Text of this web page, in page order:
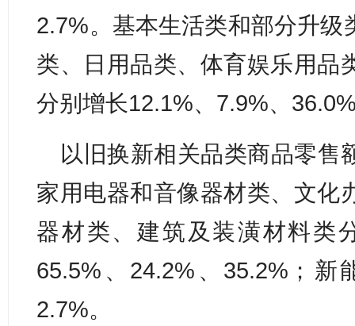
2.7%。基本生活类和部分升
类、日用品类、体育娱乐用品
分别增长12.1%、7.9%、
以旧换新相关品类商品零售
家用电器和音像器材类、文化
器材类、建筑及装潢材料类
65.5%、24.2%、35.2%；
2.7%。